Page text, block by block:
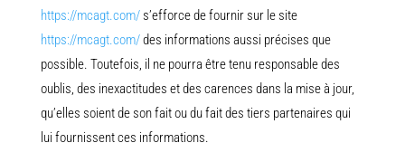
https://mcagt.com/s’efforce de fournir sur le site
https://mcagt.com/des informations aussi précises que
possible. Toutefois, il ne pourra être tenu responsable des
oublis, des inexactitudes et des carences dans la mise à jour,
qu’elles soient de son fait ou du fait des tiers partenaires qui
lui fournissent ces informations.